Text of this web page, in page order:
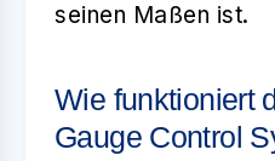
seinen Maßen ist.
Wie funktioniert
Gauge Control